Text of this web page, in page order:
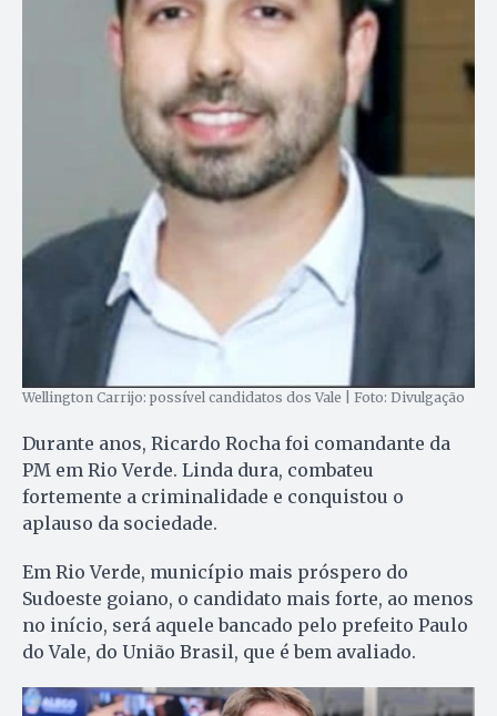
Wellington Carrijo: possível candidatos dos Vale | Foto: Divulgação
Durante anos, Ricardo Rocha foi comandante da
PM em Rio Verde. Linda dura, combateu
fortemente a criminalidade e conquistou o
aplauso da sociedade.
Em Rio Verde, município mais próspero do
Sudoeste goiano, o candidato mais forte, ao menos
no início, será aquele bancado pelo prefeito Paulo
do Vale, do União Brasil, que é bem avaliado.